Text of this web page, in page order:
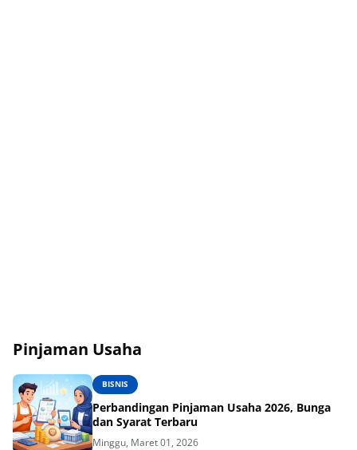
Pinjaman Usaha
BISNIS
Perbandingan Pinjaman Usaha 2026, Bunga
dan Syarat Terbaru
Minggu, Maret 01, 2026